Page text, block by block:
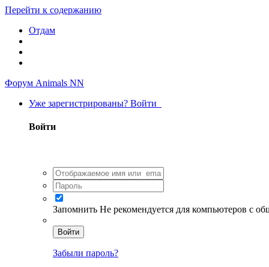
Перейти к содержанию
Отдам
Форум Animals NN
Уже зарегистрированы? Войти
Войти
Запомнить Не рекомендуется для компьютеров с
Войти
Забыли пароль?